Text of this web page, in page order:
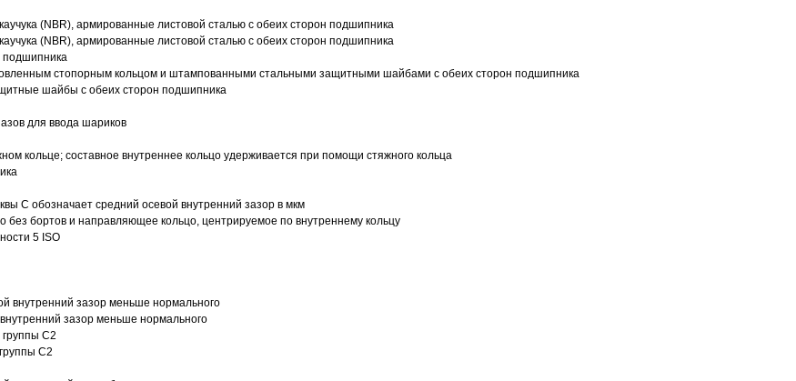
(NBR), армированные листовой сталью с обеих сторон подшипника
(NBR), армированные листовой сталью с обеих сторон подшипника
стопорным кольцом и штампованными стальными защитными шайбами с обеих сторон подшипника
шайбы с обеих сторон подшипника
для ввода шариков
кольце; составное внутреннее кольцо удерживается при помощи стяжного кольца
С обозначает средний осевой внутренний зазор в мкм
без бортов и направляющее кольцо, центрируемое по внутреннему кольцу
5 ISO
внутренний зазор меньше нормального
зазор меньше нормального
C2
C2